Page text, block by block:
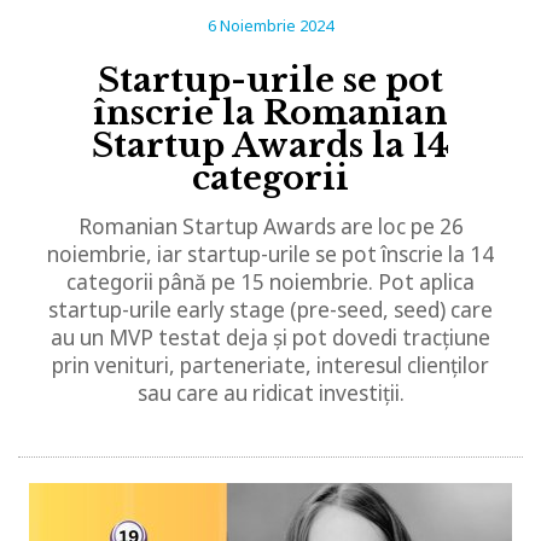
6 Noiembrie 2024
Startup-urile se pot
înscrie la Romanian
Startup Awards la 14
categorii
Romanian Startup Awards are loc pe 26
noiembrie, iar startup-urile se pot înscrie la 14
categorii până pe 15 noiembrie. Pot aplica
startup-urile early stage (pre-seed, seed) care
au un MVP testat deja și pot dovedi tracțiune
prin venituri, parteneriate, interesul clienților
sau care au ridicat investiții.